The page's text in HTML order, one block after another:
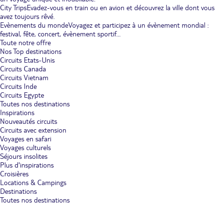
City TripsEvadez-vous en train ou en avion et découvrez la ville dont vous
avez toujours rêvé.
Evènements du mondeVoyagez et participez à un évènement mondial :
festival, fête, concert, évènement sportif...
Toute notre offre
Nos Top destinations
Circuits Etats-Unis
Circuits Canada
Circuits Vietnam
Circuits Inde
Circuits Egypte
Toutes nos destinations
Inspirations
Nouveautés circuits
Circuits avec extension
Voyages en safari
Voyages culturels
Séjours insolites
Plus d'inspirations
Croisières
Locations & Campings
Destinations
Toutes nos destinations